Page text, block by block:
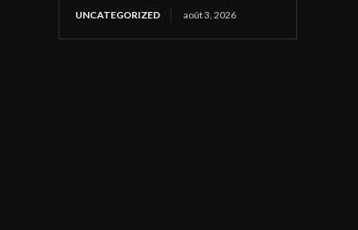
UNCATEGORIZED août 3, 2026